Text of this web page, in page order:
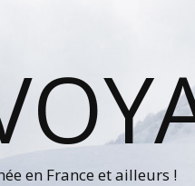
en France et ailleurs !